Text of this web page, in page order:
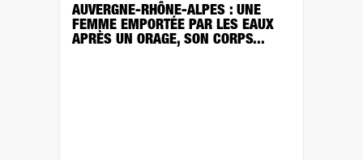
AUVERGNE-RHÔNE-ALPES : UNE
FEMME EMPORTÉE PAR LES EAUX
APRÈS UN ORAGE, SON CORPS...